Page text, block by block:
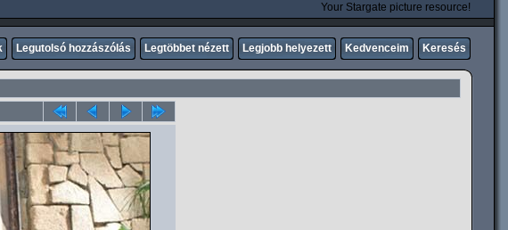
Your Stargate picture resource!
Legutolsó hozzászólás Legtöbbet nézett Legjobb helyezett Kedvenceim Keresés